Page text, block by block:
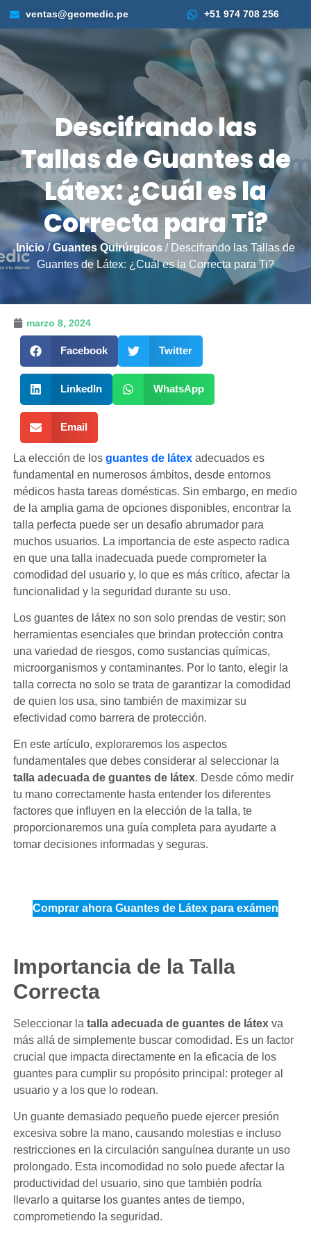
ventas@geomedic.pe +51 974 708 256
Descifrando las
Tallas de Guantes de
Látex: ¿Cuál es la
Correcta para Ti?
Inicio/Guantes Quirúrgicos / Descifrando las Tallas de
Guantes de Látex: ¿Cuál es la Correcta para Ti?
Facebook Twitter
LinkedIn WhatsApp
Email
La elección de los guantes de látexadecuados es
fundamental en numerosos ámbitos, desde entornos
médicos hasta tareas domésticas. Sin embargo, en medio
de la amplia gama de opciones disponibles, encontrar la
talla perfecta puede ser un desafío abrumador para
muchos usuarios. La importancia de este aspecto radica
en que una talla inadecuada puede comprometer la
comodidad del usuario y, lo que es más crítico, afectar la
funcionalidad y la seguridad durante su uso.
Los guantes de látex no son solo prendas de vestir; son
herramientas esenciales que brindan protección contra
una variedad de riesgos, como sustancias químicas,
microorganismos y contaminantes. Por lo tanto, elegir la
talla correcta no solo se trata de garantizar la comodidad
de quien los usa, sino también de maximizar su
efectividad como barrera de protección.
En este artículo, exploraremos los aspectos
fundamentales que debes considerar al seleccionar la
talla adecuada de guantes de látex. Desde cómo medir
tu mano correctamente hasta entender los diferentes
factores que influyen en la elección de la talla, te
proporcionaremos una guía completa para ayudarte a
tomar decisiones informadas y seguras.
Comprar ahora Guantes de Látex para exámen
Importancia de la Talla
Correcta
Seleccionar la talla adecuada de guantes de látexva
más allá de simplemente buscar comodidad. Es un factor
crucial que impacta directamente en la eficacia de los
guantes para cumplir su propósito principal: proteger al
usuario y a los que lo rodean.
Un guante demasiado pequeño puede ejercer presión
excesiva sobre la mano, causando molestias e incluso
restricciones en la circulación sanguínea durante un uso
prolongado. Esta incomodidad no solo puede afectar la
productividad del usuario, sino que también podría
llevarlo a quitarse los guantes antes de tiempo,
comprometiendo la seguridad.
marzo 8, 2024